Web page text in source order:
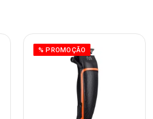
% PROMOÇÃO